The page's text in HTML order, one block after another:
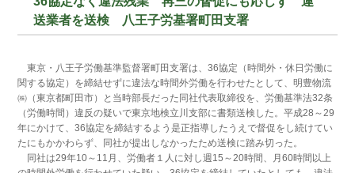
送業者を送検 八王子労基署町田支署
東京・八王子労働基準監督署町田支署は、36協定（時間外・休日労働に
関する協定）を締結せずに違法な時間外労働を行わせたとして、明豊物流
㈱（東京都町田市）と当時部長だった同社代表取締役を、労働基準法32条
（労働時間）違反の疑いで東京地検立川支部に書類送検した。平成28～29
年にかけて、36協定を締結するよう是正指導したうえで督促をし続けてい
たにもかかわらず、同社が提出しなかったため送検に踏み切った。
同社は29年10～11月、労働者１人に対し週15～20時間、月60時間以上